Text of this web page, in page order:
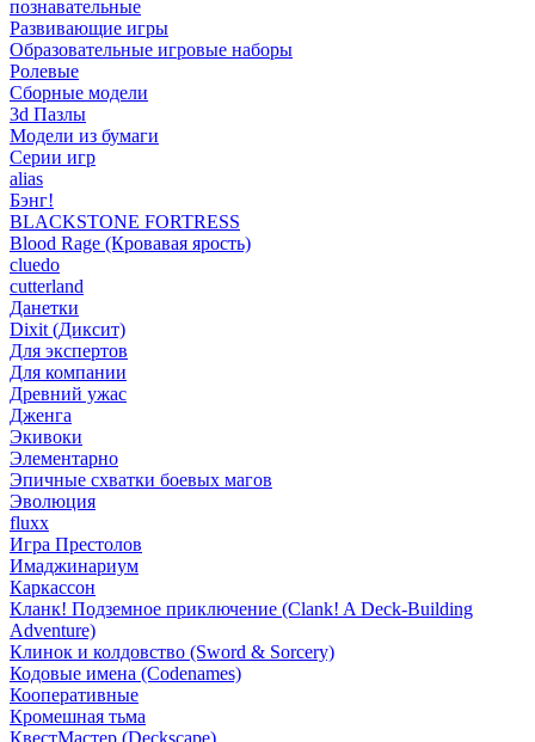
познавательные
Развивающие игры
Образовательные игровые наборы
Ролевые
Сборные модели
3d Пазлы
Модели из бумаги
Серии игр
alias
Бэнг!
BLACKSTONE FORTRESS
Blood Rage (Кровавая ярость)
cluedo
cutterland
Данетки
Dixit (Диксит)
Для экспертов
Для компании
Древний ужас
Дженга
Экивоки
Элементарно
Эпичные схватки боевых магов
Эволюция
fluxx
Игра Престолов
Имаджинариум
Каркассон
Кланк! Подземное приключение (Clank! A Deck-Building
Adventure)
Клинок и колдовство (Sword & Sorcery)
Кодовые имена (Codenames)
Кооперативные
Кромешная тьма
КвестМастер (Deckscape)